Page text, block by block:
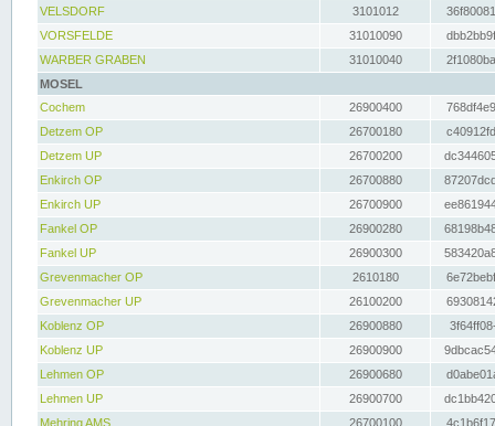
VELSDORF
3101012
VORSFELDE
31010090
WARBER GRABEN
31010040
MOSEL
Cochem
26900400
Detzem OP
26700180
Detzem UP
26700200
Enkirch OP
26700880
Enkirch UP
26700900
Fankel OP
26900280
Fankel UP
26900300
Grevenmacher OP
2610180
Grevenmacher UP
26100200
Koblenz OP
26900880
Koblenz UP
26900900
Lehmen OP
26900680
Lehmen UP
26900700
Mehring AMS
26700100